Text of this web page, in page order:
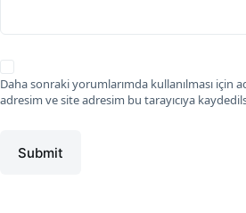
Daha sonraki yorumlarımda kullanılması için
adresim ve site adresim bu tarayıcıya
Submit